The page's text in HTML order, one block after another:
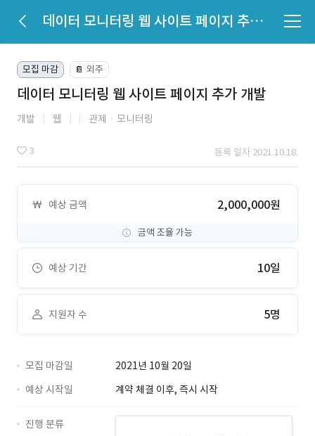
데이터 모니터링 웹 사이트 페이지 추가 개발
모집 마감 📔 외주
데이터 모니터링 웹 사이트 페이지 추가 개발
개발 웹 관제ㆍ모니터링
3 등록 일자 2021.10.18.
예상 금액 2,000,000원
금액 조율 가능
예상 기간 10일
지원자 수 5명
모집 마감일
2021년 10월 20일
예상 시작일
계약 체결 이후, 즉시 시작
진행 분류